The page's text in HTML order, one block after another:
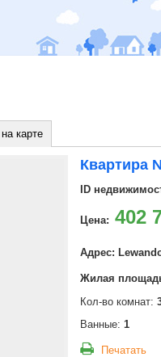
карте
Квартира
ID
Цена: 402
Адрес:
Жилая
Кол-во комнат:
Ванные: 1
Печатать